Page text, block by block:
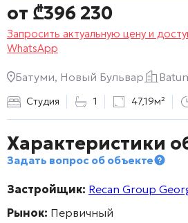
от ₾396 230
Запросить актуальную цену и
WhatsApp
Батуми, Новый Бульвар
Студия 1 47,19м²
Характеристики
Задать вопрос об объекте
Застройщик: Recan Group
Рынок: Первичный